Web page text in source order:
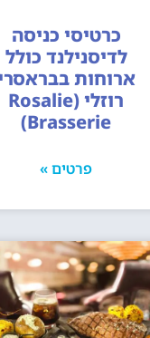
כרטיסי כניסה
לדיסנילנד כולל
ארוחות
רוזלי (Rosalie
Brasserie)
פרטים »